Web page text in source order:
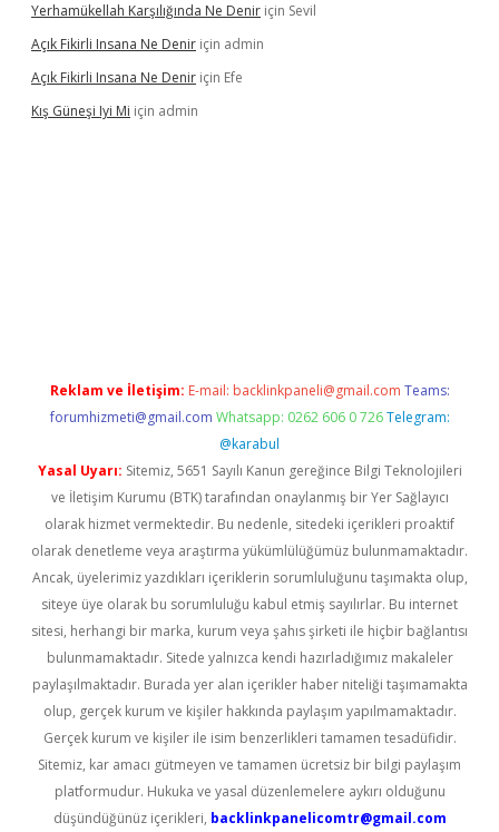
Yerhamükellah Karşılığında Ne Denir için Sevil
Açık Fikirli Insana Ne Denir için admin
Açık Fikirli Insana Ne Denir için Efe
Kış Güneşi Iyi Mi için admin
Reklam ve İletişim: E-mail: backlinkpaneli@gmail.com Teams:
forumhizmeti@gmail.com Whatsapp: 0262 606 0 726 Telegram:
@karabul
Yasal Uyarı: Sitemiz, 5651 Sayılı Kanun gereğince Bilgi Teknolojileri
ve İletişim Kurumu (BTK) tarafından onaylanmış bir Yer Sağlayıcı
olarak hizmet vermektedir. Bu nedenle, sitedeki içerikleri proaktif
olarak denetleme veya araştırma yükümlülüğümüz bulunmamaktadır.
Ancak, üyelerimiz yazdıkları içeriklerin sorumluluğunu taşımakta olup,
siteye üye olarak bu sorumluluğu kabul etmiş sayılırlar. Bu internet
sitesi, herhangi bir marka, kurum veya şahıs şirketi ile hiçbir bağlantısı
bulunmamaktadır. Sitede yalnızca kendi hazırladığımız makaleler
paylaşılmaktadır. Burada yer alan içerikler haber niteliği taşımamakta
olup, gerçek kurum ve kişiler hakkında paylaşım yapılmamaktadır.
Gerçek kurum ve kişiler ile isim benzerlikleri tamamen tesadüfidir.
Sitemiz, kar amacı gütmeyen ve tamamen ücretsiz bir bilgi paylaşım
platformudur. Hukuka ve yasal düzenlemelere aykırı olduğunu
düşündüğünüz içerikleri, backlinkpanelicomtr@gmail.com